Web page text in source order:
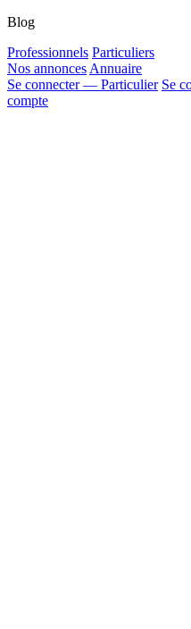
Blog
Professionnels Particuliers
Nos annonces Annuaire
Se connecter — Particulier Se
compte